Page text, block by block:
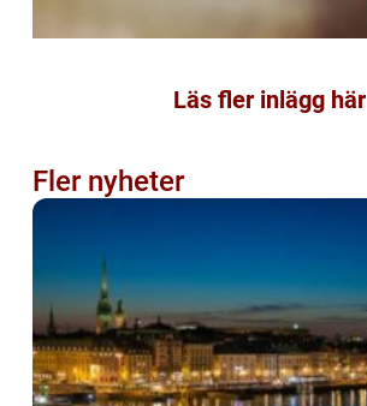
Läs fler inlägg här
Fler nyheter